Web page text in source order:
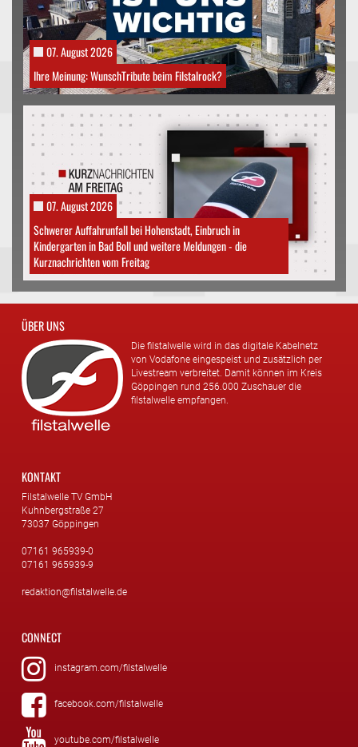
07. August 2026
Ihre Meinung: WunschTribute beim Filstalrock?
07. August 2026
Schwerer Auffahrunfall bei Hohenstadt, Einbruch in
Kindergarten in Bad Boll und weitere Meldungen - die
Kurznachrichten vom Freitag
ÜBER UNS
Die filstalwelle wird in das digitale Kabelnetz
von Vodafone eingespeist und zusätzlich per
Livestream verbreitet. Damit können im Kreis
Göppingen rund 256.000 Zuschauer die
filstalwelle empfangen.
KONTAKT
Filstalwelle TV GmbH
Kuhnbergstraße 27
73037 Göppingen
07161 965939-0
07161 965939-9
redaktion@filstalwelle.de
CONNECT
instagram.com/filstalwelle
facebook.com/filstalwelle
youtube.com/filstalwelle